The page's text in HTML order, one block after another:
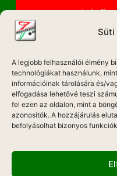
Süti
A legjobb felhasználói élmény
technológiákat használunk,
információinak tárolására és/
elfogadása lehetővé teszi
fel ezen az oldalon, mint a
azonosítók. A hozzájárulás
befolyásolhat bizonyos